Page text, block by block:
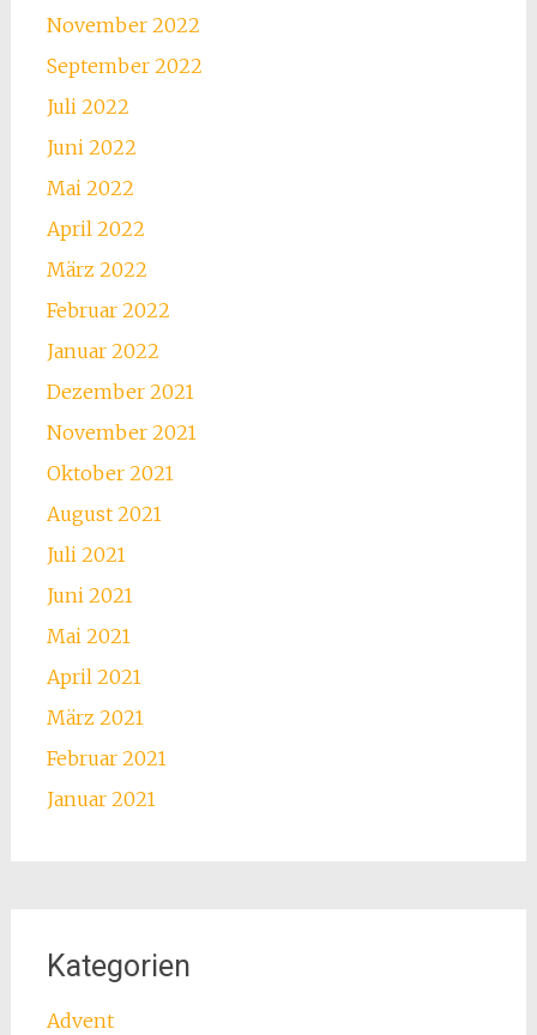
November 2022
September 2022
Juli 2022
Juni 2022
Mai 2022
April 2022
März 2022
Februar 2022
Januar 2022
Dezember 2021
November 2021
Oktober 2021
August 2021
Juli 2021
Juni 2021
Mai 2021
April 2021
März 2021
Februar 2021
Januar 2021
Kategorien
Advent